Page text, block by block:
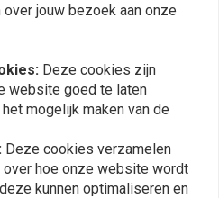
voor uitstekende tractie, grip en
van volnerfleer en textiel met
voetbed met antibacteriële,
eigenschappen
(0 beoordelingen)
jouw bezoek aan onze
Deze cookies zijn
website goed te laten
mogelijk maken van de
Deze cookies verzamelen
hoe onze website wordt
kunnen optimaliseren en